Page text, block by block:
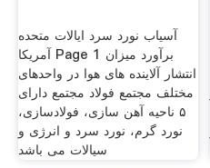
آسیاب نورد سرد ایالات متحده
آمریکا Page 1 برآورد میزان
انتشار آلاینده های هوا در واحدهای
مختلف مجتمع فولاد مجتمع دارای
۵ ناحیه آهن سازی، فولادسازی،
نورد گرم، نورد سرد و انرژی و
سیالات می باشد